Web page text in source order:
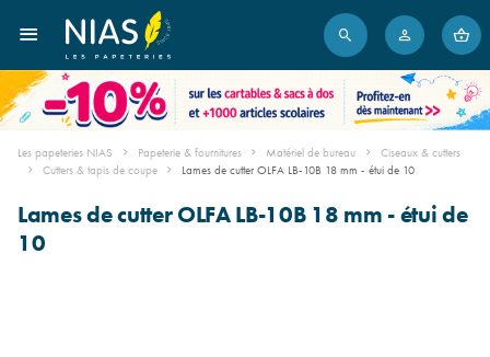
Les papeteries NIAS Papeterie & fournitures Matériel de bureau
Ciseaux & cutters
Cutters & tapis de coupe
Lames de cutter OLFA LB-10B 18 mm - étui de 10
Lames de cutter OLFA LB-10B 18 mm - étui de
10